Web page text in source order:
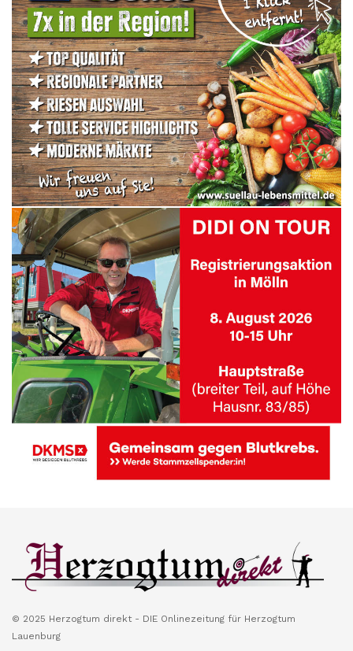
© 2025 Herzogtum direkt - DIE Onlinezeitung für Herzogtum
Lauenburg